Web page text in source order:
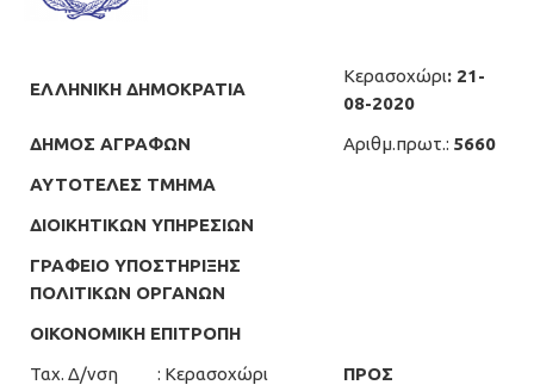
ΕΛΛΗΝΙΚΗ ΔΗΜΟΚΡΑΤΙΑ
Κερασοχώρι: 21-
08-2020
ΔΗΜΟΣ ΑΓΡΑΦΩΝ
Αριθμ.πρωτ.: 5660
ΑΥΤΟΤΕΛΕΣ ΤΜΗΜΑ
ΔΙΟΙΚΗΤΙΚΩΝ ΥΠΗΡΕΣΙΩΝ
ΓΡΑΦΕΙΟ ΥΠΟΣΤΗΡΙΞΗΣ
ΠΟΛΙΤΙΚΩΝ ΟΡΓΑΝΩΝ
ΟΙΚΟΝΟΜΙΚΗ ΕΠΙΤΡΟΠΗ
Ταχ. Δ/νση
: Κερασοχώρι ΠΡΟΣ